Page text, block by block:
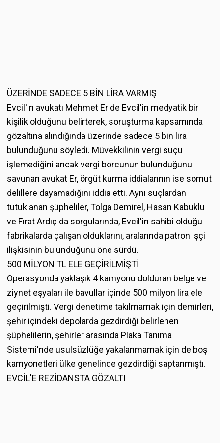
ÜZERİNDE SADECE 5 BİN LİRA VARMIŞ
Evcil'in avukatı Mehmet Er de Evcil'in medyatik bir
kişilik olduğunu belirterek, soruşturma kapsamında
gözaltına alındığında üzerinde sadece 5 bin lira
bulunduğunu söyledi. Müvekkilinin vergi suçu
işlemediğini ancak vergi borcunun bulunduğunu
savunan avukat Er, örgüt kurma iddialarının ise somut
delillere dayamadığını iddia etti. Aynı suçlardan
tutuklanan şüpheliler, Tolga Demirel, Hasan Kabuklu
ve Fırat Ardıç da sorgularında, Evcil'in sahibi olduğu
fabrikalarda çalışan olduklarını, aralarında patron işçi
ilişkisinin bulunduğunu öne sürdü.
500 MİLYON TL ELE GEÇİRİLMİŞTİ
Operasyonda yaklaşık 4 kamyonu dolduran belge ve
ziynet eşyaları ile bavullar içinde 500 milyon lira ele
geçirilmişti. Vergi denetime takılmamak için demirleri,
şehir içindeki depolarda gezdirdiği belirlenen
şüphelilerin, şehirler arasında Plaka Tanıma
Sistemi'nde usulsüzlüğe yakalanmamak için de boş
kamyonetleri ülke genelinde gezdirdiği saptanmıştı.
EVCİL'E REZİDANSTA GÖZALTI